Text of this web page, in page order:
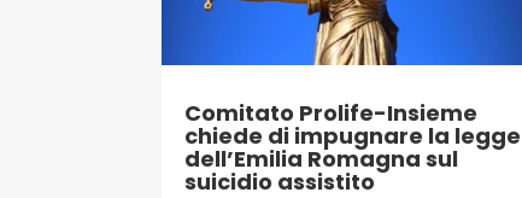
Comitato Prolife-Insieme
chiede di impugnare la legge
dell’Emilia Romagna sul
suicidio assistito